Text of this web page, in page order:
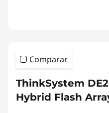
Comparar
ThinkSystem
Hybrid Flash